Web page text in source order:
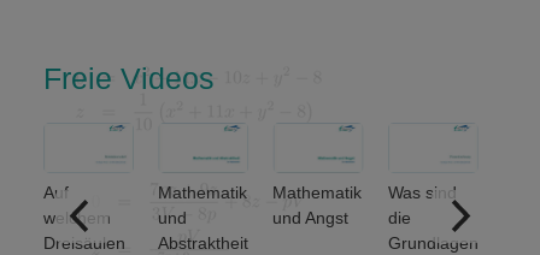
Freie Videos
Auf
welchem
Dreisäulen
Mathematik
und
Abstraktheit
Mathematik
und Angst
Was sind
die
Grundlagen